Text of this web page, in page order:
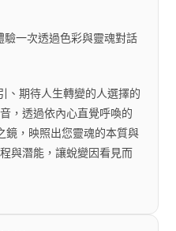
一次透過色彩與靈魂對話
、期待人生轉變的人選擇的
，透過依內心直覺呼喚的
鏡，映照出您靈魂的本質與
與潛能，讓蛻變因看見而